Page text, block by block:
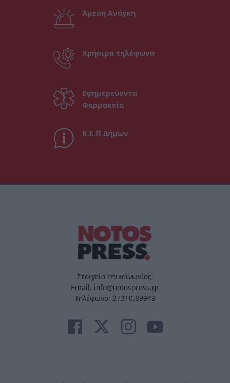
Άμεση Ανάγκη
Χρήσιμα τηλέφωνα
Εφημερεύοντα
Φαρμακεία
Κ.Ε.Π Δήμων
Στοιχεία επικοινωνίας:
Email. info@notospress.gr
Τηλέφωνο: 27310.89949